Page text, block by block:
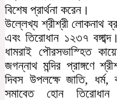
বিশেষ প্রার্থনা করেন।
উল্লেখ্য শ্রীশ্রী লোকনাথ
এবং তিরোধান ১২৩৭
ধামরাই পৌরসভাস্হিত
জগন্নাথ মন্দির প্রাঙ্গণে
দিবস উপলক্ষে জাতি, ধর্ম,
সমাবেত হোন